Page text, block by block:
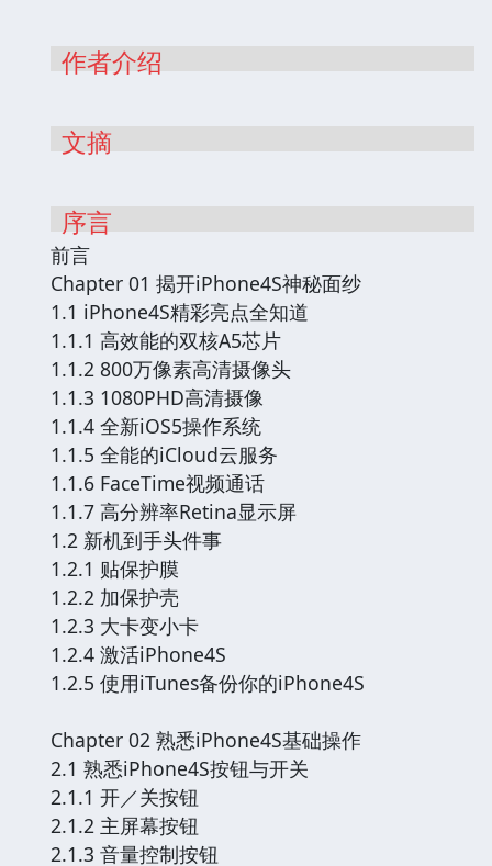
作者介绍
文摘
序言
前言
Chapter 01 揭开iPhone4S神秘面纱
1.1 iPhone4S精彩亮点全知道
1.1.1 高效能的双核A5芯片
1.1.2 800万像素高清摄像头
1.1.3 1080PHD高清摄像
1.1.4 全新iOS5操作系统
1.1.5 全能的iCloud云服务
1.1.6 FaceTime视频通话
1.1.7 高分辨率Retina显示屏
1.2 新机到手头件事
1.2.1 贴保护膜
1.2.2 加保护壳
1.2.3 大卡变小卡
1.2.4 激活iPhone4S
1.2.5 使用iTunes备份你的iPhone4S
Chapter 02 熟悉iPhone4S基础操作
2.1 熟悉iPhone4S按钮与开关
2.1.1 开／关按钮
2.1.2 主屏幕按钮
2.1.3 音量控制按钮